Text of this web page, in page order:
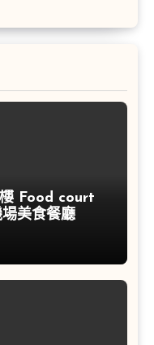
Food court
美食餐廳